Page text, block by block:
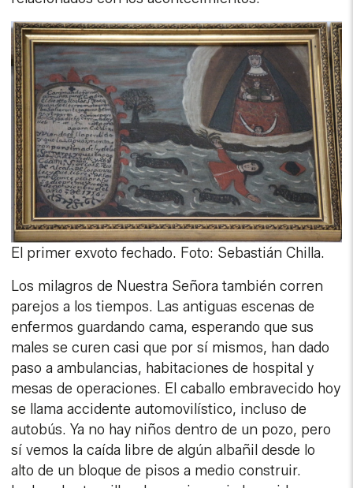
El primer exvoto fechado. Foto: Sebastián Chilla.
Los milagros de Nuestra Señora también corren
parejos a los tiempos. Las antiguas escenas de
enfermos guardando cama, esperando que sus
males se curen casi que por sí mismos, han dado
paso a ambulancias, habitaciones de hospital y
mesas de operaciones. El caballo embravecido hoy
se llama accidente automovilístico, incluso de
autobús. Ya no hay niños dentro de un pozo, pero
sí vemos la caída libre de algún albañil desde lo
alto de un bloque de pisos a medio construir.